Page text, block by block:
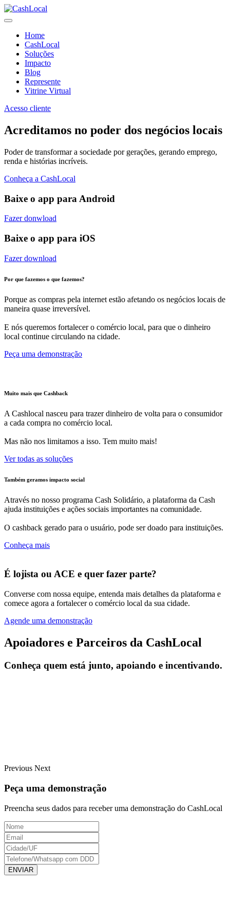
Home
CashLocal
Soluções
Impacto
Blog
Represente
Vitrine Virtual
Acesso cliente
Acreditamos no poder dos negócios locais
Poder de transformar a sociedade por gerações, gerando emprego,
renda e histórias incríveis.
Conheça a CashLocal
Baixe o app para Android
Fazer donwload
Baixe o app para iOS
Fazer download
Por que fazemos o que fazemos?
Porque as compras pela internet estão afetando os negócios locais de
maneira quase irreversível.
E nós queremos fortalecer o comércio local, para que o dinheiro
local continue circulando na cidade.
Peça uma demonstração
Muito mais que Cashback
A Cashlocal nasceu para trazer dinheiro de volta para o consumidor
a cada compra no comércio local.
Mas não nos limitamos a isso. Tem muito mais!
Ver todas as soluções
Também geramos impacto social
Através no nosso programa Cash Solidário, a plataforma da Cash
ajuda instituições e ações sociais importantes na comunidade.
O cashback gerado para o usuário, pode ser doado para instituições.
Conheça mais
É lojista ou ACE e quer fazer parte?
Converse com nossa equipe, entenda mais detalhes da plataforma e
comece agora a fortalecer o comércio local da sua cidade.
Agende uma demonstração
Apoiadores e Parceiros da CashLocal
Conheça quem está junto, apoiando e incentivando.
Previous Next
Peça uma demonstração
Preencha seus dados para receber uma demonstração do CashLocal
ENVIAR